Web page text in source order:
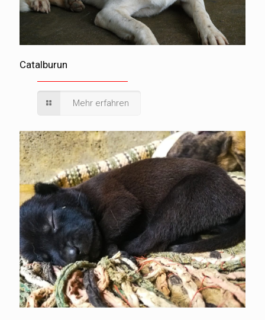
Catalburun
Mehr erfahren